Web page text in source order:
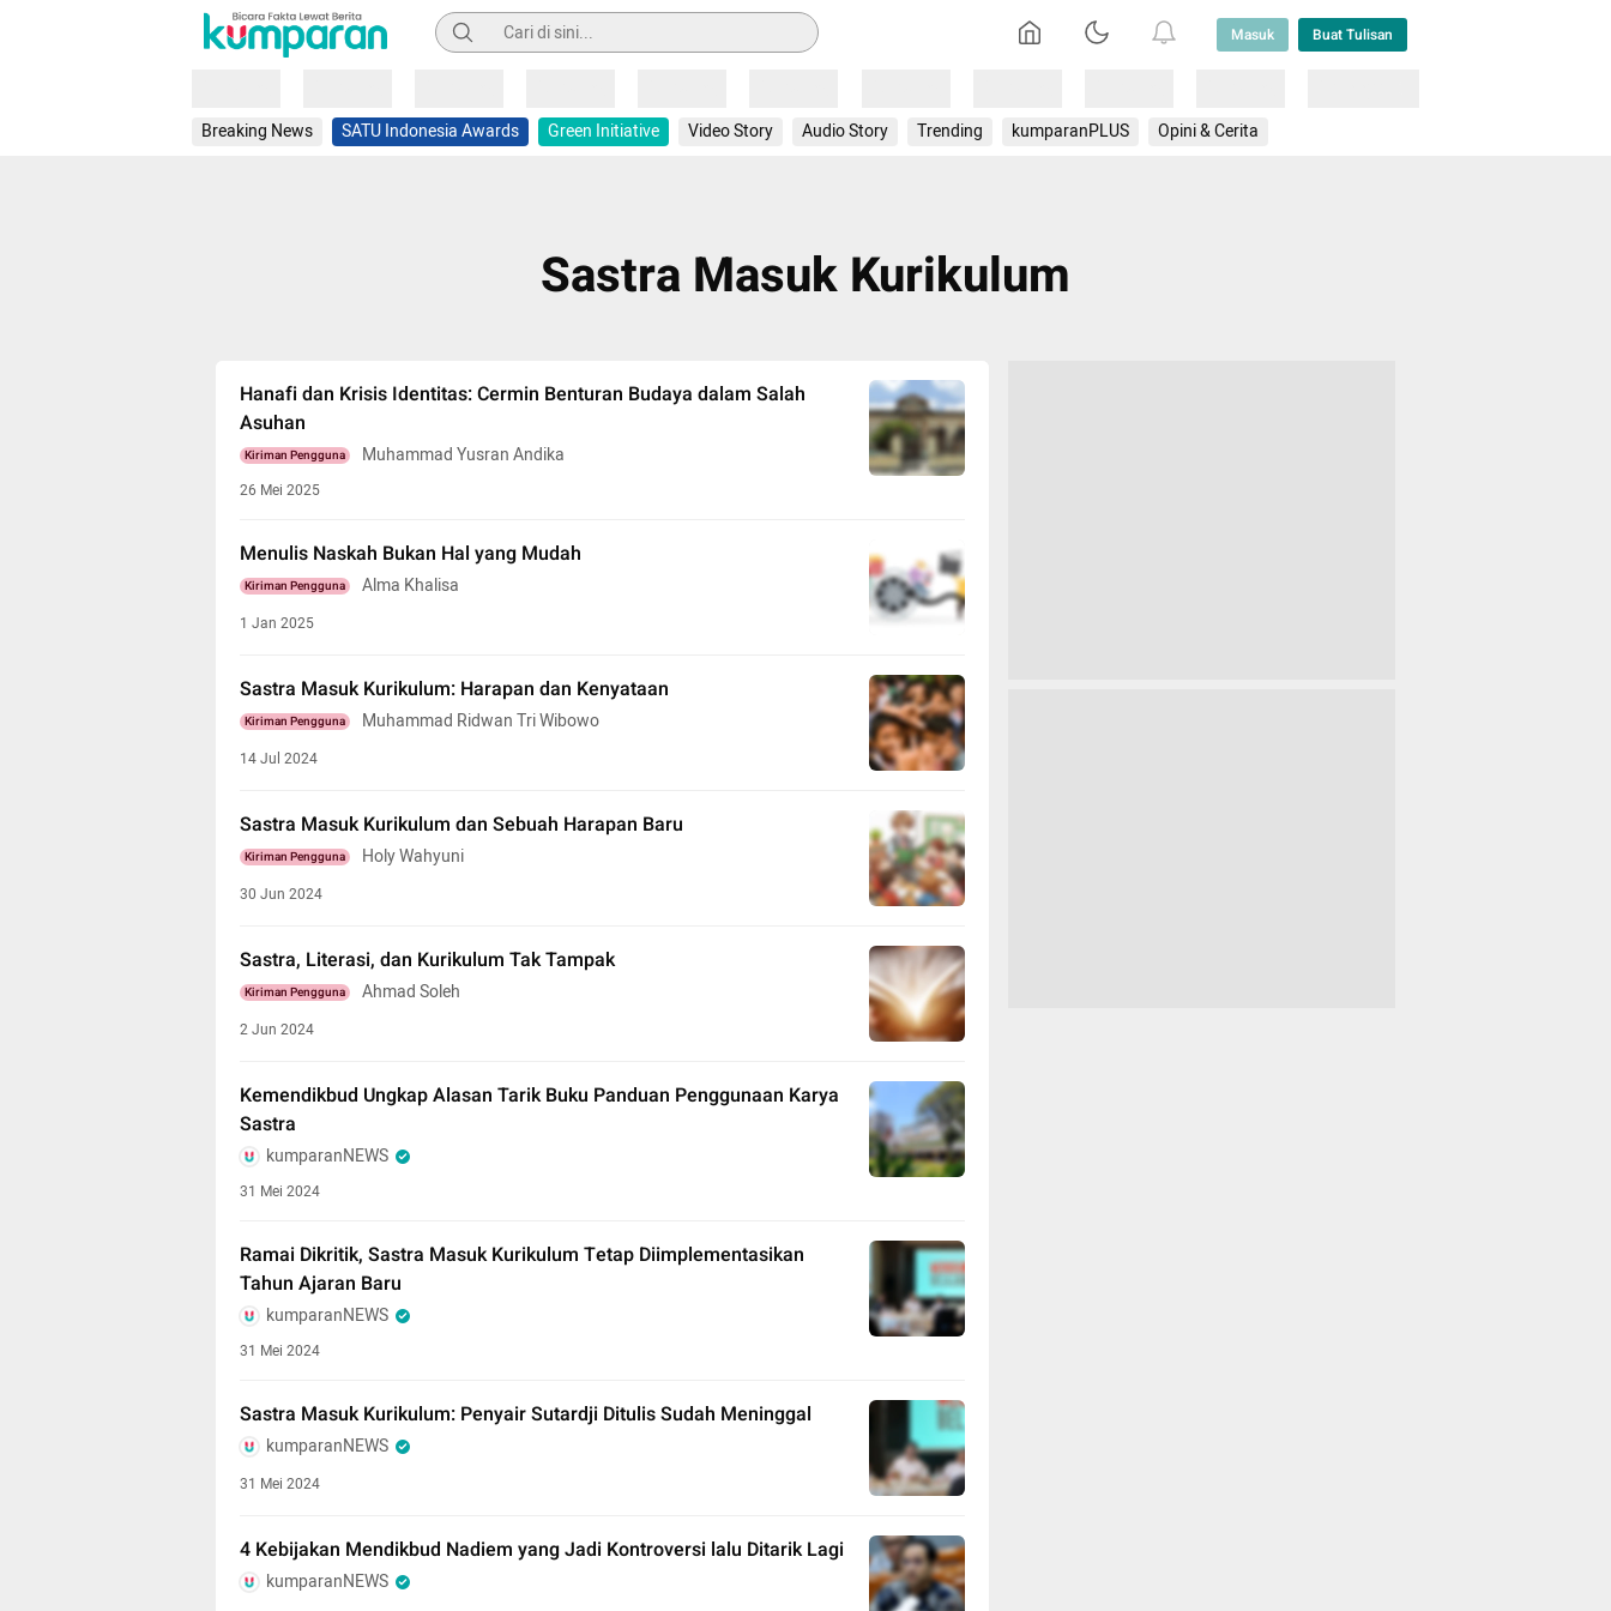
Pencarian Masuk Buat Tulisan
Breaking News SATU Indonesia Awards Green Initiative Video Story Audio Story Trending kumparanPLUS Opini & Cerita
Sastra Masuk Kurikulum
Hanafi dan Krisis Identitas: Cermin Benturan Budaya dalam Salah
Asuhan
Kiriman Pengguna Muhammad Yusran Andika
26 Mei 2025
Menulis Naskah Bukan Hal yang Mudah
Kiriman Pengguna Alma Khalisa
1 Jan 2025
Sastra Masuk Kurikulum: Harapan dan Kenyataan
Kiriman Pengguna Muhammad Ridwan Tri Wibowo
14 Jul 2024
Sastra Masuk Kurikulum dan Sebuah Harapan Baru
Kiriman Pengguna Holy Wahyuni
30 Jun 2024
Sastra, Literasi, dan Kurikulum Tak Tampak
Kiriman Pengguna Ahmad Soleh
2 Jun 2024
Kemendikbud Ungkap Alasan Tarik Buku Panduan Penggunaan Karya
Sastra
kumparanNEWS
31 Mei 2024
Ramai Dikritik, Sastra Masuk Kurikulum Tetap Diimplementasikan
Tahun Ajaran Baru
kumparanNEWS
31 Mei 2024
Sastra Masuk Kurikulum: Penyair Sutardji Ditulis Sudah Meninggal
kumparanNEWS
31 Mei 2024
4 Kebijakan Mendikbud Nadiem yang Jadi Kontroversi lalu Ditarik Lagi
kumparanNEWS